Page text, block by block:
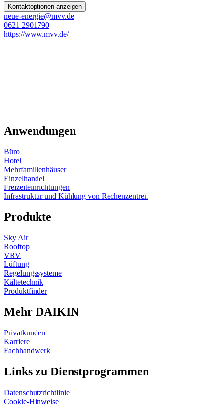
Kontaktoptionen anzeigen
neue-energie@mvv.de
0621 2901790
https://www.mvv.de/
Anwendungen
Büro
Hotel
Mehrfamilienhäuser
Einzelhandel
Freizeiteinrichtungen
Infrastruktur und Kühlung von Rechenzentren
Produkte
Sky Air
Rooftop
VRV
Lüftung
Regelungssysteme
Kältetechnik
Produktfinder
Mehr DAIKIN
Privatkunden
Karriere
Fachhandwerk
Links zu Dienstprogrammen
Datenschutzrichtlinie
Cookie-Hinweise